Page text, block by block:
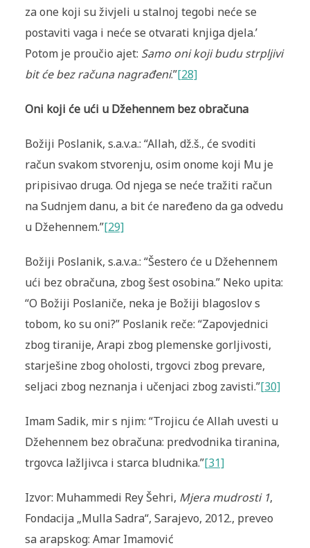
za one koji su živjeli u stalnoj tegobi neće se
postaviti vaga i neće se otvarati knjiga djela.’
Potom je proučio ajet: Samo oni koji budu strpljivi
bit će bez računa nagrađeni.”[28]
Oni koji će ući u Džehennem bez obračuna
Božiji Poslanik, s.a.v.a.: “Allah, dž.š., će svoditi
račun svakom stvorenju, osim onome koji Mu je
pripisivao druga. Od njega se neće tražiti račun
na Sudnjem danu, a bit će naređeno da ga odvedu
u Džehennem.”[29]
Božiji Poslanik, s.a.v.a.: “Šestero će u Džehennem
ući bez obračuna, zbog šest osobina.” Neko upita:
“O Božiji Poslaniče, neka je Božiji blagoslov s
tobom, ko su oni?” Poslanik reče: “Zapovjednici
zbog tiranije, Arapi zbog plemenske gorljivosti,
starješine zbog oholosti, trgovci zbog prevare,
seljaci zbog neznanja i učenjaci zbog zavisti.”[30]
Imam Sadik, mir s njim: “Trojicu će Allah uvesti u
Džehennem bez obračuna: predvodnika tiranina,
trgovca lažljivca i starca bludnika.”[31]
Izvor: Muhammedi Rey Šehri, Mjera mudrosti 1,
Fondacija „Mulla Sadra“, Sarajevo, 2012., preveo
sa arapskog: Amar Imamović